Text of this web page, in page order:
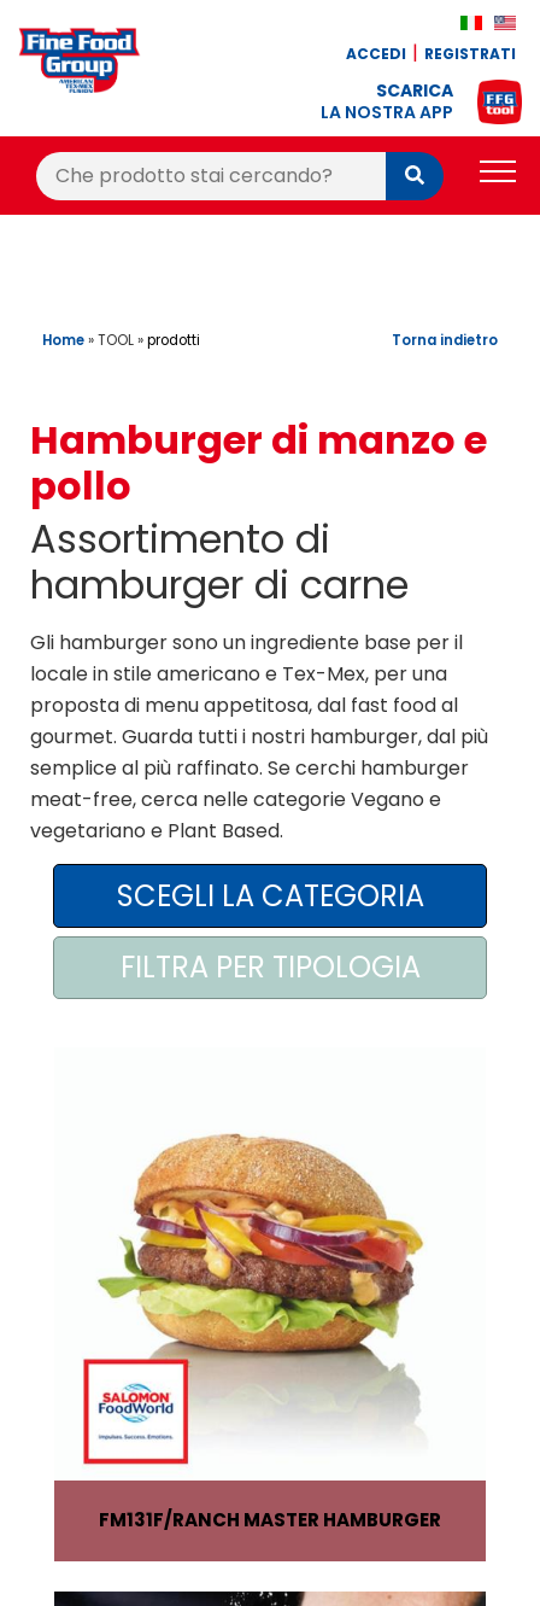
ACCEDI REGISTRATI
SCARICA
LA NOSTRA APP
Cerca:
Cerca
RICETTE
OFFERTE
CONTATTI
AREA AGENTI
Home»TOOL»prodotti Torna indietro
Hamburger di manzo e
pollo
Assortimento di
hamburger di carne
Gli hamburger sono un ingrediente base per il
locale in stile americano e Tex-Mex, per una
proposta di menu appetitosa, dal fast food al
gourmet. Guarda tutti i nostri hamburger, dal più
semplice al più raffinato. Se cerchi hamburger
meat-free, cerca nelle categorie Vegano e
vegetariano e Plant Based.
FM131F RANCH MASTER HAMBURGER